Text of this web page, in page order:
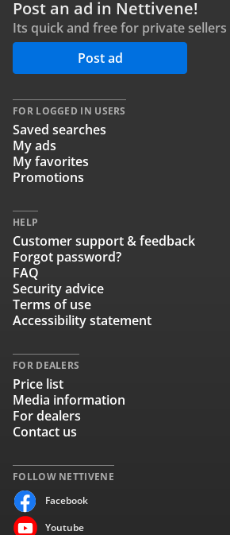
Post an ad in Nettivene!
Its quick and free for private sellers
Post ad
FOLLOW NETTIVENE
Facebook
Youtube
FOR LOGGED IN USERS
Saved searches
My ads
My favorites
Promotions
HELP
Customer support & feedback
Forgot password?
FAQ
Security advice
Terms of use
Accessibility statement
FOR DEALERS
Price list
Media information
For dealers
Contact us